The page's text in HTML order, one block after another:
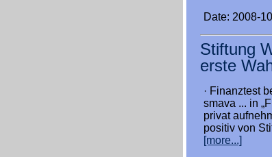
Date: 2008-
Stiftung
erste
· Finanztest
smava ... in
privat
positiv von
[more...]